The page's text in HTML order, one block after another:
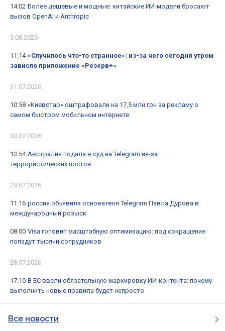
14:02 Более дешевые и мощные: китайские ИИ-модели бросают
вызов OpenAI и Anthropic
3.08.2026
11:14 «Случилось что-то странное»: из-за чего сегодня утром
зависло приложение «Резерв+»
31.07.2026
10:58 «Киевстар» оштрафовали на 17,5 млн грн за рекламу о
самом быстром мобильном интернете
30.07.2026
13:54 Австралия подала в суд на Telegram из-за
террористических постов
29.07.2026
11:16 россия объявила основателя Telegram Павла Дурова в
международный розыск
08:00 Visa готовит масштабную оптимизацию: под сокращение
попадут тысячи сотрудников
28.07.2026
17:10 В ЕС ввели обязательную маркировку ИИ-контента: почему
выполнить новые правила будет непросто
Все новости